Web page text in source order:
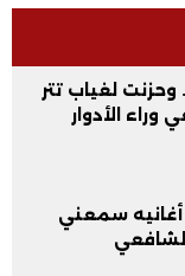
لغياب تتر
وراء الأدوار
سمعني